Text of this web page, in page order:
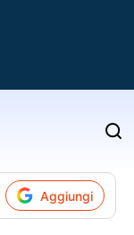
Aggiungi